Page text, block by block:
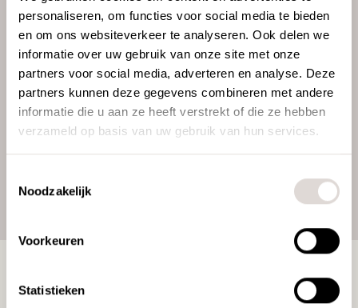
personaliseren, om functies voor social media te bieden
en om ons websiteverkeer te analyseren. Ook delen we
informatie over uw gebruik van onze site met onze
partners voor social media, adverteren en analyse. Deze
partners kunnen deze gegevens combineren met andere
informatie die u aan ze heeft verstrekt of die ze hebben
verzameld op basis van uw gebruik van hun services.
Noodzakelijk
Voorkeuren
Statistieken
ideale combinatie! Reinig altijd het hele
oppervlak en niet alleen het gedeelte waar
de vlek zit. Verwijder alle zeepresten met
schoon water en wrijf na met een schone
doek.